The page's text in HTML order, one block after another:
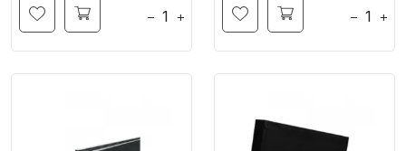
− + − +